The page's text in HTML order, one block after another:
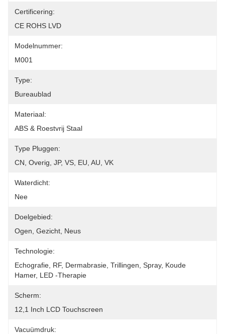
Certificering:
CE ROHS LVD
Modelnummer:
M001
Type:
Bureaublad
Materiaal:
ABS & Roestvrij Staal
Type Pluggen:
CN, Overig, JP, VS, EU, AU, VK
Waterdicht:
Nee
Doelgebied:
Ogen, Gezicht, Neus
Technologie:
Echografie, RF, Dermabrasie, Trillingen, Spray, Koude
Hamer, LED -therapie
Scherm:
12,1 Inch LCD Touchscreen
Vacuümdruk: